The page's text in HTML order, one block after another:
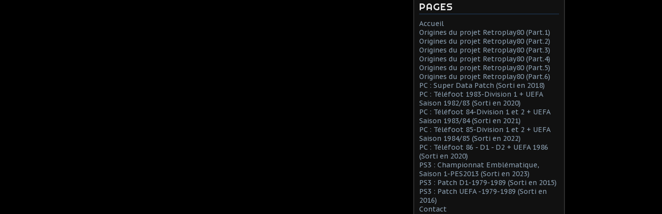
PAGES
Accueil
Origines du projet Retroplay80 (Part.1)
Origines du projet Retroplay80 (Part.2)
Origines du projet Retroplay80 (Part.3)
Origines du projet Retroplay80 (Part.4)
Origines du projet Retroplay80 (Part.5)
Origines du projet Retroplay80 (Part.6)
PC : Super Data Patch (Sorti en 2018)
PC : Téléfoot 1983-Division 1 + UEFA
Saison 1982/83 (Sorti en 2020)
PC : Téléfoot 84-Division 1 et 2 + UEFA
Saison 1983/84 (Sorti en 2021)
PC : Téléfoot 85-Division 1 et 2 + UEFA
Saison 1984/85 (Sorti en 2022)
PC : Téléfoot 86 - D1 - D2 + UEFA 1986
(Sorti en 2020)
PS3 : Championnat Emblématique,
Saison 1-PES2013 (Sorti en 2023)
PS3 : Patch D1-1979-1989 (Sorti en 2015)
PS3 : Patch UEFA -1979-1989 (Sorti en
2016)
Contact